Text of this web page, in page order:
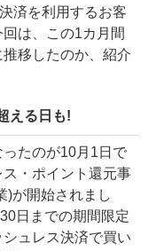
済を利用するお客
は、この1カ月間
移したのか、紹介
える日も!
たのが10月1日で
・ポイント還元事
)が開始されまし
日までの期間限定
ュレス決済で買い